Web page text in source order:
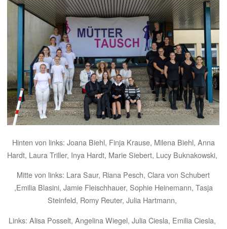
Hinten von links: Joana Biehl, Finja Krause, Milena Biehl, Anna
Hardt, Laura Triller, Inya Hardt, Marie Siebert, Lucy Buknakowski,
Mitte von links: Lara Saur, Riana Pesch, Clara von Schubert
,Emilia Blasini, Jamie Fleischhauer, Sophie Heinemann, Tasja
Steinfeld, Romy Reuter, Julia Hartmann,
Links: Alisa Posselt, Angelina Wiegel, Julia Ciesla, Emilia Ciesla,